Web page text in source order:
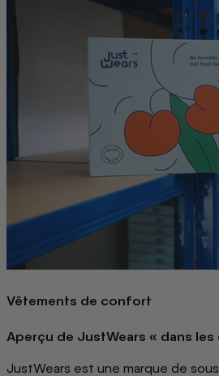
Vêtements de confort
Aperçu de JustWears « dans les
JustWears est une marque de